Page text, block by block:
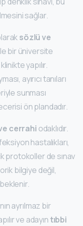
sağlar.
sözlü ve
bir üniversite
yapılır.
ayırıcı tanıları
sunması
ön plandadır.
cerrahi odaklıdır.
hastalıkları,
protokoller de sınav
bilgiye değil,
ayrılmaz bir
ve adayıntıbbi